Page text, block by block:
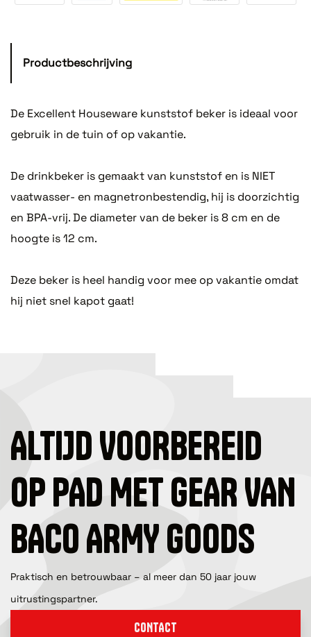
Productbeschrijving
De Excellent Houseware kunststof beker is ideaal voor
gebruik in de tuin of op vakantie.
De drinkbeker is gemaakt van kunststof en is NIET
vaatwasser- en magnetronbestendig, hij is doorzichtig
en BPA-vrij. De diameter van de beker is 8 cm en de
hoogte is 12 cm.
Deze beker is heel handig voor mee op vakantie omdat
hij niet snel kapot gaat!
ALTIJD VOORBEREID
OP PAD MET GEAR VAN
BACO ARMY GOODS
Praktisch en betrouwbaar – al meer dan 50 jaar jouw
uitrustingspartner.
CONTACT